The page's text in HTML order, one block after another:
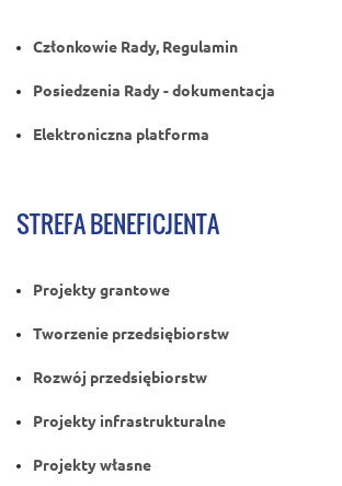
Członkowie Rady, Regulamin
Posiedzenia Rady - dokumentacja
Elektroniczna platforma
STREFA BENEFICJENTA
Projekty grantowe
Tworzenie przedsiębiorstw
Rozwój przedsiębiorstw
Projekty infrastrukturalne
Projekty własne